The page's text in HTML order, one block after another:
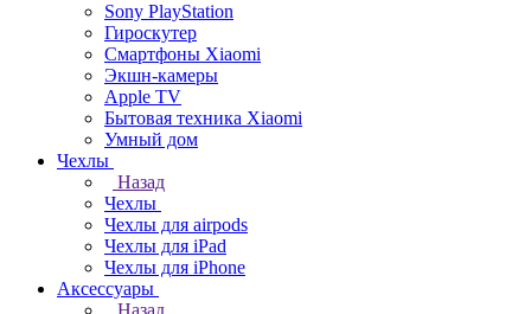
Sony PlayStation
Гироскутер
Смартфоны Xiaomi
Экшн-камеры
Apple TV
Бытовая техника Xiaomi
Умный дом
Чехлы
Назад
Чехлы
Чехлы для airpods
Чехлы для iPad
Чехлы для iPhone
Аксессуары
Назад